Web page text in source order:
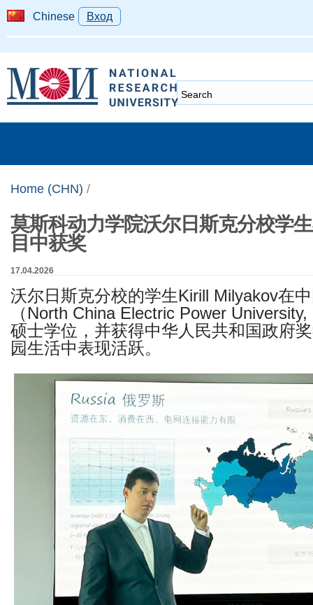
Chinese Вход
Home (CHN) /
莫斯科动力学院沃尔日斯克分校学
目中获奖
17.04.2026
沃尔日斯克分校的学生Kirill Milyakov在
（North China Electric Power
硕士学位，并获得中华人民共和国政府
园生活中表现活跃。